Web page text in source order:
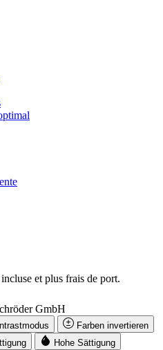
et plus frais de port.
GmbH
Farben invertieren
Hohe Sättigung